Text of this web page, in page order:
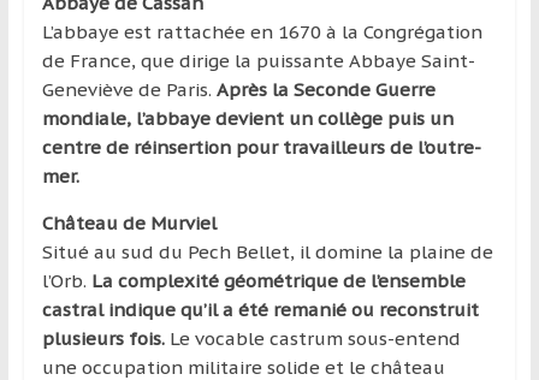
L’abbaye est rattachée en 1670 à la Congrégation
de France, que dirige la puissante Abbaye Saint-
Geneviève de Paris. Après la Seconde Guerre
mondiale, l’abbaye devient un collège puis un
centre de réinsertion pour travailleurs de l’outre-
mer.
Château de Murviel
Situé au sud du Pech Bellet, il domine la plaine de
l’Orb. La complexité géométrique de l’ensemble
castral indique qu’il a été remanié ou reconstruit
plusieurs fois.Le vocable castrum sous-entend
une occupation militaire solide et le château